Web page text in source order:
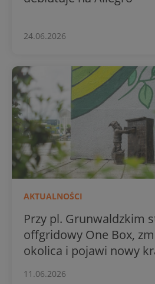
24.06.2026
AKTUALNOŚCI
Przy pl. Grunwaldzkim
offgridowy One Box,
okolica i pojawi nowy
11.06.2026